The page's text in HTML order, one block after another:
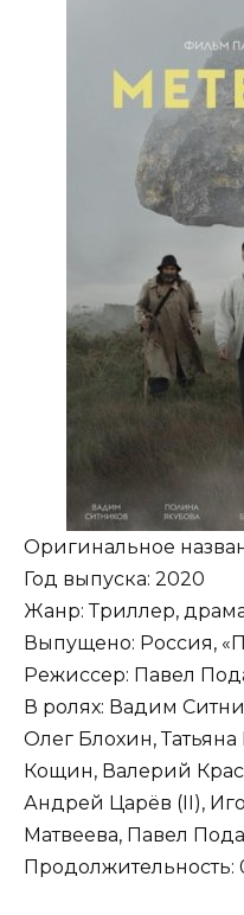
Оригинальное
Год выпуска: 2020
Жанр: Триллер,
Выпущено: Россия,
Режиссер: Павел
В ролях: Вадим
Олег Блохин,
Кощин, Валерий
Андрей Царёв (II),
Матвеева, Павел
Продолжительность: